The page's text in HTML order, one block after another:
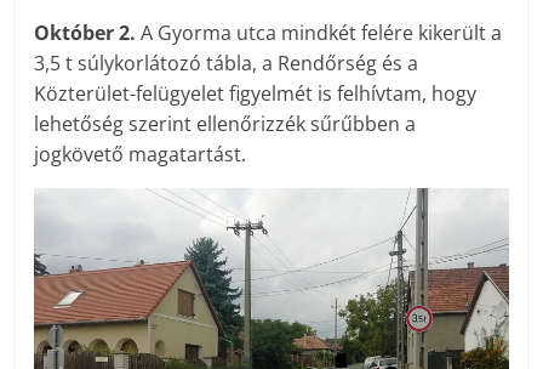
Október 2.A Gyorma utca mindkét felére kikerült a
3,5 t súlykorlátozó tábla, a Rendőrség és a
Közterület-felügyelet figyelmét is felhívtam, hogy
lehetőség szerint ellenőrizzék sűrűbben a
jogkövető magatartást.